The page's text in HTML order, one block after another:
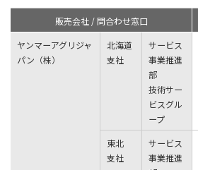
販売会社 / 問合わせ窓口
ヤンマーアグリジャ
パン（株）
北海道
支社
サービス
事業推進
部
技術サー
ビスグル
ープ
東北
支社
サービス
事業推進